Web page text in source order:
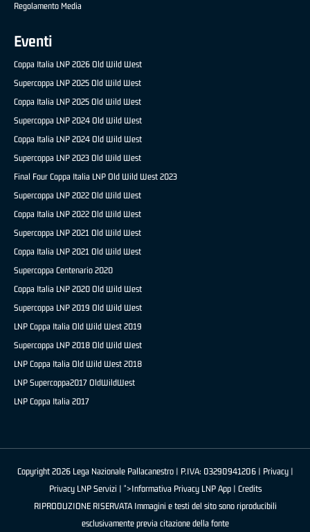
Regolamento Media
Eventi
Coppa Italia LNP 2026 Old Wild West
Supercoppa LNP 2025 Old Wild West
Coppa Italia LNP 2025 Old Wild West
Supercoppa LNP 2024 Old Wild West
Coppa Italia LNP 2024 Old Wild West
Supercoppa LNP 2023 Old Wild West
Final Four Coppa Italia LNP Old Wild West 2023
Supercoppa LNP 2022 Old Wild West
Coppa Italia LNP 2022 Old Wild West
Supercoppa LNP 2021 Old Wild West
Coppa Italia LNP 2021 Old Wild West
Supercoppa Centenario 2020
Coppa Italia LNP 2020 Old Wild West
Supercoppa LNP 2019 Old Wild West
LNP Coppa Italia Old Wild West 2019
Supercoppa LNP 2018 Old Wild West
LNP Coppa Italia Old Wild West 2018
LNP Supercoppa2017 OldWildWest
LNP Coppa Italia 2017
Copyright 2026 Lega Nazionale Pallacanestro | P.IVA: 03290941206 | Privacy|
Privacy LNP Servizi | ">Informativa Privacy LNP App | Credits
RIPRODUZIONE RISERVATA Immagini e testi del sito sono riproducibili
esclusivamente previa citazione della fonte